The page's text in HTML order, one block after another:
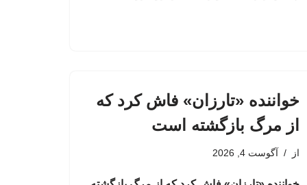
خواننده «تارزان» فاش کرد که
از مرگ بازگشته است
از آگوست 4, 2026